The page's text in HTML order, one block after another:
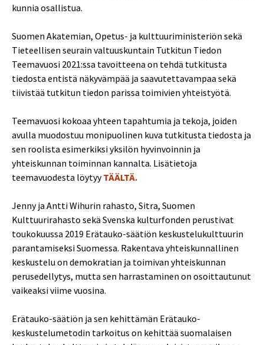
kunnia osallistua.
Suomen Akatemian, Opetus- ja kulttuuriministeriön sekä
Tieteellisen seurain valtuuskuntain Tutkitun Tiedon
Teemavuosi 2021:ssa tavoitteena on tehdä tutkitusta
tiedosta entistä näkyvämpää ja saavutettavampaa sekä
tiivistää tutkitun tiedon parissa toimivien yhteistyötä.
Teemavuosi kokoaa yhteen tapahtumia ja tekoja, joiden
avulla muodostuu monipuolinen kuva tutkitusta tiedosta ja
sen roolista esimerkiksi yksilön hyvinvoinnin ja
yhteiskunnan toiminnan kannalta. Lisätietoja
teemavuodesta löytyyTÄÄLTÄ.
Jenny ja Antti Wihurin rahasto, Sitra, Suomen
Kulttuurirahasto sekä Svenska kulturfonden perustivat
toukokuussa 2019 Erätauko-säätiön keskustelukulttuurin
parantamiseksi Suomessa. Rakentava yhteiskunnallinen
keskustelu on demokratian ja toimivan yhteiskunnan
perusedellytys, mutta sen harrastaminen on osoittautunut
vaikeaksi viime vuosina.
Erätauko-säätiön ja sen kehittämän Erätauko-
keskustelumetodin tarkoitus on kehittää suomalaisen